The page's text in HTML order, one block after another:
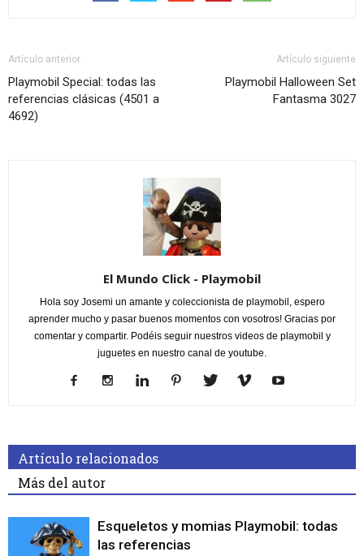
Artículo anterior
Playmobil Special: todas las
referencias clásicas (4501 a
4692)
Artículo siguiente
Playmobil Halloween Set
Fantasma 3027
El Mundo Click - Playmobil
Hola soy Josemi un amante y coleccionista de playmobil, espero
aprender mucho y pasar buenos momentos con vosotros! Gracias por
comentar y compartir. Podéis seguir nuestros videos de playmobil y
juguetes en nuestro canal de youtube.
Artículo relacionados
Más del autor
Esqueletos y momias Playmobil: todas
las referencias